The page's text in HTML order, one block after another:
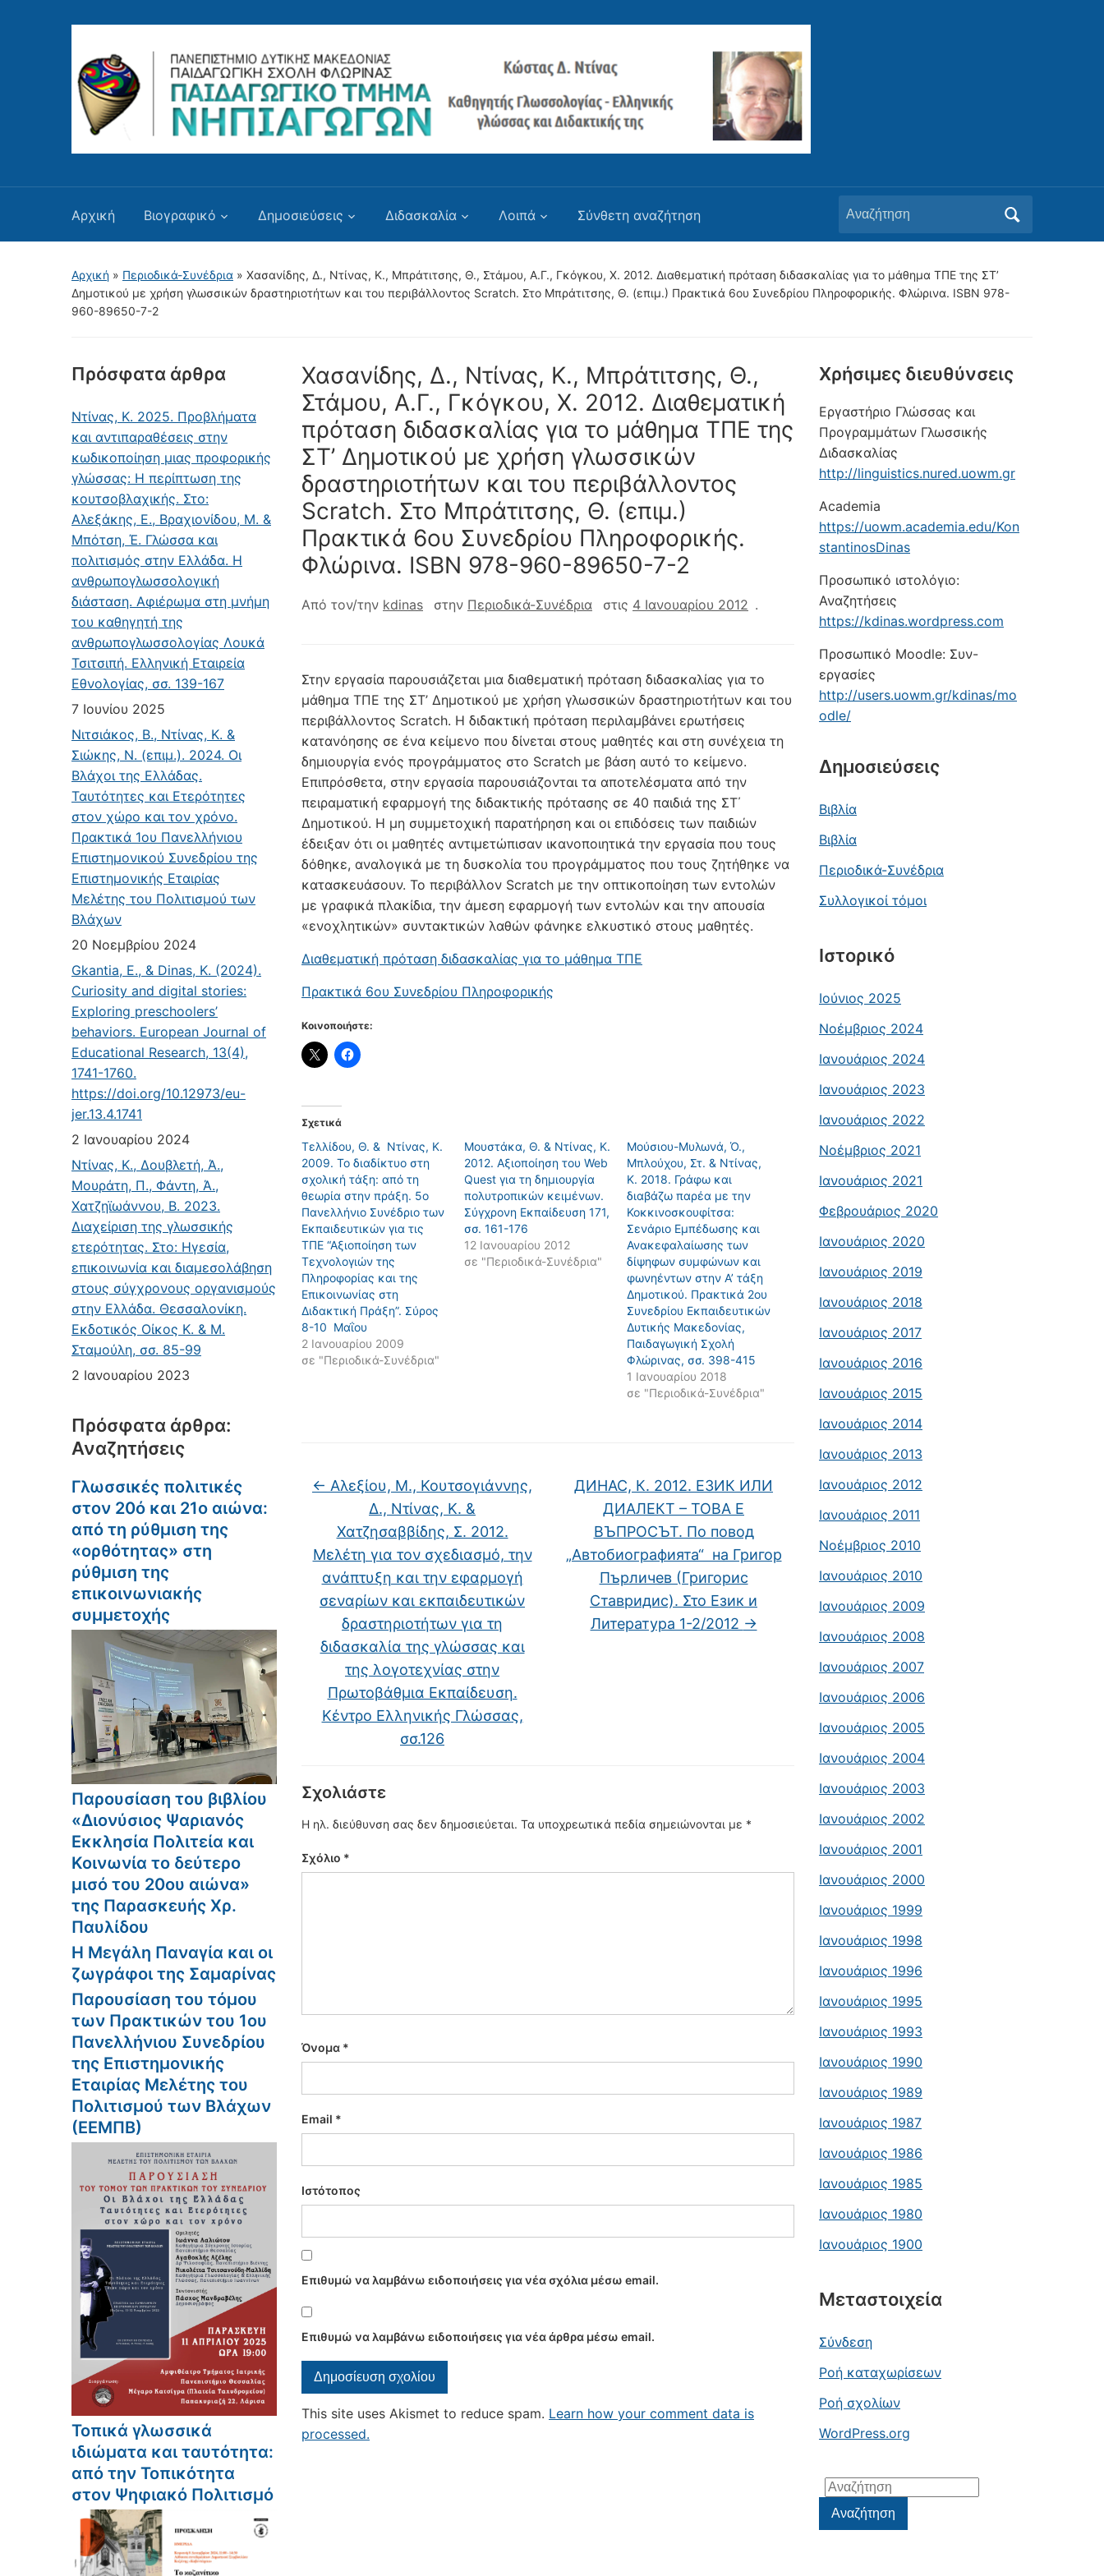
Αρχική Βιογραφικό Δημοσιεύσεις Διδασκαλία Λοιπά Σύνθετη αναζήτηση
Αναζήτηση
για:
Αρχική » Περιοδικά-Συνέδρια » Χασανίδης, Δ., Ντίνας, Κ., Μπράτιτσης, Θ., Στάμου, Α.Γ., Γκόγκου, Χ. 2012. Διαθεματική πρόταση διδασκαλίας για το μάθημα ΤΠΕ της ΣΤ’
Δημοτικού με χρήση γλωσσικών δραστηριοτήτων και του περιβάλλοντος Scratch. Στο Μπράτιτσης, Θ. (επιμ.) Πρακτικά 6ου Συνεδρίου Πληροφορικής. Φλώρινα. ISBN 978-
960-89650-7-2
Πρόσφατα άρθρα
Ντίνας, Κ. 2025. Προβλήματα
και αντιπαραθέσεις στην
κωδικοποίηση μιας προφορικής
γλώσσας: Η περίπτωση της
κουτσοβλαχικής. Στο:
Αλεξάκης, Ε., Βραχιονίδου, Μ. &
Μπότση, Έ. Γλώσσα και
πολιτισμός στην Ελλάδα. Η
ανθρωπογλωσσολογική
διάσταση. Αφιέρωμα στη μνήμη
του καθηγητή της
ανθρωπογλωσσολογίας Λουκά
Τσιτσιπή. Ελληνική Εταιρεία
Εθνολογίας, σσ. 139-167
7 Ιουνίου 2025
Νιτσιάκος, Β., Ντίνας, Κ. &
Σιώκης, Ν. (επιμ.). 2024. Οι
Βλάχοι της Ελλάδας.
Ταυτότητες και Ετερότητες
στον χώρο και τον χρόνο.
Πρακτικά 1ου Πανελλήνιου
Επιστημονικού Συνεδρίου της
Επιστημονικής Εταιρίας
Μελέτης του Πολιτισμού των
Βλάχων
20 Νοεμβρίου 2024
Gkantia, E., & Dinas, K. (2024).
Curiosity and digital stories:
Exploring preschoolers’
behaviors. European Journal of
Educational Research, 13(4),
1741-1760.
https://doi.org/10.12973/eu-
jer.13.4.1741
2 Ιανουαρίου 2024
Ντίνας, Κ., Δουβλετή, Ά.,
Μουράτη, Π., Φάντη, Ά.,
Χατζηϊωάννου, Β. 2023.
Διαχείριση της γλωσσικής
ετερότητας. Στο: Ηγεσία,
επικοινωνία και διαμεσολάβηση
στους σύγχρονους οργανισμούς
στην Ελλάδα. Θεσσαλονίκη.
Εκδοτικός Οίκος Κ. & Μ.
Σταμούλη, σσ. 85-99
2 Ιανουαρίου 2023
Πρόσφατα άρθρα:
Αναζητήσεις
Γλωσσικές πολιτικές
στον 20ό και 21ο αιώνα:
από τη ρύθμιση της
«ορθότητας» στη
ρύθμιση της
επικοινωνιακής
συμμετοχής
Παρουσίαση του βιβλίου
«Διονύσιος Ψαριανός
Εκκλησία Πολιτεία και
Κοινωνία το δεύτερο
μισό του 20ου αιώνα»
της Παρασκευής Χρ.
Παυλίδου
Η Μεγάλη Παναγία και οι
ζωγράφοι της Σαμαρίνας
Παρουσίαση του τόμου
των Πρακτικών του 1ου
Πανελλήνιου Συνεδρίου
της Επιστημονικής
Εταιρίας Μελέτης του
Πολιτισμού των Βλάχων
(ΕΕΜΠΒ)
Τοπικά γλωσσικά
ιδιώματα και ταυτότητα:
από την Τοπικότητα
στον Ψηφιακό Πολιτισμό
Χασανίδης, Δ., Ντίνας, Κ., Μπράτιτσης, Θ.,
Στάμου, Α.Γ., Γκόγκου, Χ. 2012. Διαθεματική
πρόταση διδασκαλίας για το μάθημα ΤΠΕ της
ΣΤ’ Δημοτικού με χρήση γλωσσικών
δραστηριοτήτων και του περιβάλλοντος
Scratch. Στο Μπράτιτσης, Θ. (επιμ.)
Πρακτικά 6ου Συνεδρίου Πληροφορικής.
Φλώρινα. ISBN 978-960-89650-7-2
Από τον/την kdinas στην Περιοδικά-Συνέδρια στις 4 Ιανουαρίου 2012 .
Στην εργασία παρουσιάζεται μια διαθεματική πρόταση διδασκαλίας για το
μάθημα ΤΠΕ της ΣΤ’ Δημοτικού με χρήση γλωσσικών δραστηριοτήτων και του
περιβάλλοντος Scratch. Η διδακτική πρόταση περιλαμβάνει ερωτήσεις
κατανόησης σε ένα κείμενο που δίνεται στους μαθητές και στη συνέχεια τη
δημιουργία ενός προγράμματος στο Scratch με βάση αυτό το κείμενο.
Επιπρόσθετα, στην εργασία παρουσιάζονται τα αποτελέσματα από την
πειραματική εφαρμογή της διδακτικής πρότασης σε 40 παιδιά της ΣΤ΄
Δημοτικού. Η μη συμμετοχική παρατήρηση και οι επιδόσεις των παιδιών
έδειξαν ότι οι μαθητές αντιμετώπισαν ικανοποιητικά την εργασία που τους
δόθηκε, αναλογικά με τη δυσκολία του προγράμματος που τους ζητήθηκε να
κατασκευάσουν. Το περιβάλλον Scratch με την οπτικοποίηση των εντολών
με γραφικά πλακίδια, την άμεση εφαρμογή των εντολών και την απουσία
«ενοχλητικών» συντακτικών λαθών φάνηκε ελκυστικό στους μαθητές.
Διαθεματική πρόταση διδασκαλίας για το μάθημα ΤΠΕ
Πρακτικά 6ου Συνεδρίου Πληροφορικής
Κοινοποιήστε:
Σχετικά
Τελλίδου, Θ. & Ντίνας, Κ.
2009. Το διαδίκτυο στη
σχολική τάξη: από τη
θεωρία στην πράξη. 5ο
Πανελλήνιο Συνέδριο των
Εκπαιδευτικών για τις
ΤΠΕ “Αξιοποίηση των
Τεχνολογιών της
Πληροφορίας και της
Επικοινωνίας στη
Διδακτική Πράξη”. Σύρος
8-10 Μαΐου
2 Ιανουαρίου 2009
σε "Περιοδικά-Συνέδρια"
Μουστάκα, Θ. & Ντίνας, Κ.
2012. Αξιοποίηση του Web
Quest για τη δημιουργία
πολυτροπικών κειμένων.
Σύγχρονη Eκπαίδευση 171,
σσ. 161-176
12 Ιανουαρίου 2012
σε "Περιοδικά-Συνέδρια"
Μούσιου-Μυλωνά, Ό.,
Μπλούχου, Στ. & Ντίνας,
Κ. 2018. Γράφω και
διαβάζω παρέα με την
Κοκκινοσκουφίτσα:
Σενάριο Εμπέδωσης και
Ανακεφαλαίωσης των
δίψηφων συμφώνων και
φωνηέντων στην Α’ τάξη
Δημοτικού. Πρακτικά 2ου
Συνεδρίου Εκπαιδευτικών
Δυτικής Μακεδονίας,
Παιδαγωγική Σχολή
Φλώρινας, σσ. 398-415
1 Ιανουαρίου 2018
σε "Περιοδικά-Συνέδρια"
← Αλεξίου, Μ., Κουτσογιάννης,
Δ., Ντίνας, Κ. &
Χατζησαββίδης, Σ. 2012.
Μελέτη για τον σχεδιασμό, την
ανάπτυξη και την εφαρμογή
σεναρίων και εκπαιδευτικών
δραστηριοτήτων για τη
διδασκαλία της γλώσσας και
της λογοτεχνίας στην
Πρωτοβάθμια Εκπαίδευση.
Κέντρο Ελληνικής Γλώσσας,
σσ.126
ДИНАС, К. 2012. ЕЗИК ИЛИ
ДИАЛЕКТ – ТОВА Е
ВЪПРОСЪТ. По повод
„Автобиографията“ на Григор
Пърличев (Григорис
Ставридис). Στο Език и
Литература 1-2/2012 →
Σχολιάστε
Η ηλ. διεύθυνση σας δεν δημοσιεύεται. Τα υποχρεωτικά πεδία σημειώνονται με *
Σχόλιο *
Όνομα *
Email *
Ιστότοπος
Επιθυμώ να λαμβάνω ειδοποιήσεις για νέα σχόλια μέσω email.
Επιθυμώ να λαμβάνω ειδοποιήσεις για νέα άρθρα μέσω email.
This site uses Akismet to reduce spam. Learn how your comment data is
processed.
Xρήσιμες διευθύνσεις
Εργαστήριο Γλώσσας και
Προγραμμάτων Γλωσσικής
Διδασκαλίας
http://linguistics.nured.uowm.gr
Academia
https://uowm.academia.edu/Kon
stantinosDinas
Προσωπικό ιστολόγιο:
Αναζητήσεις
https://kdinas.wordpress.com
Προσωπικό Moodle: Συν-
εργασίες
http://users.uowm.gr/kdinas/mo
odle/
Δημοσιεύσεις
Βιβλία
Βιβλία
Περιοδικά-Συνέδρια
Συλλογικοί τόμοι
Ιστορικό
Ιούνιος 2025
Νοέμβριος 2024
Ιανουάριος 2024
Ιανουάριος 2023
Ιανουάριος 2022
Νοέμβριος 2021
Ιανουάριος 2021
Φεβρουάριος 2020
Ιανουάριος 2020
Ιανουάριος 2019
Ιανουάριος 2018
Ιανουάριος 2017
Ιανουάριος 2016
Ιανουάριος 2015
Ιανουάριος 2014
Ιανουάριος 2013
Ιανουάριος 2012
Ιανουάριος 2011
Νοέμβριος 2010
Ιανουάριος 2010
Ιανουάριος 2009
Ιανουάριος 2008
Ιανουάριος 2007
Ιανουάριος 2006
Ιανουάριος 2005
Ιανουάριος 2004
Ιανουάριος 2003
Ιανουάριος 2002
Ιανουάριος 2001
Ιανουάριος 2000
Ιανουάριος 1999
Ιανουάριος 1998
Ιανουάριος 1996
Ιανουάριος 1995
Ιανουάριος 1993
Ιανουάριος 1990
Ιανουάριος 1989
Ιανουάριος 1987
Ιανουάριος 1986
Ιανουάριος 1985
Ιανουάριος 1980
Ιανουάριος 1900
Μεταστοιχεία
Σύνδεση
Ροή καταχωρίσεων
Ροή σχολίων
WordPress.org
Αναζήτηση
για:Αναζήτηση